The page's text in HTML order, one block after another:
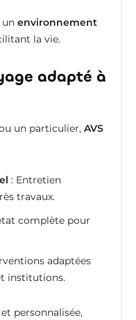
environnement
la vie.
adapté à
un particulier, AVS
: Entretien
travaux.
complète pour
adaptées
institutions.
personnalisée,